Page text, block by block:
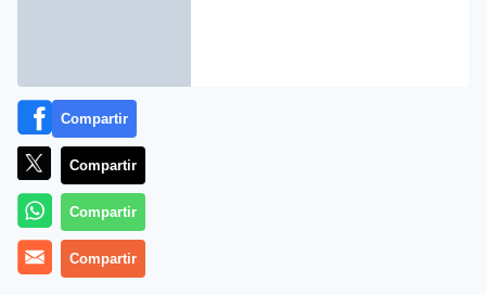
Más información
Compartir
Compartir
Compartir
Compartir